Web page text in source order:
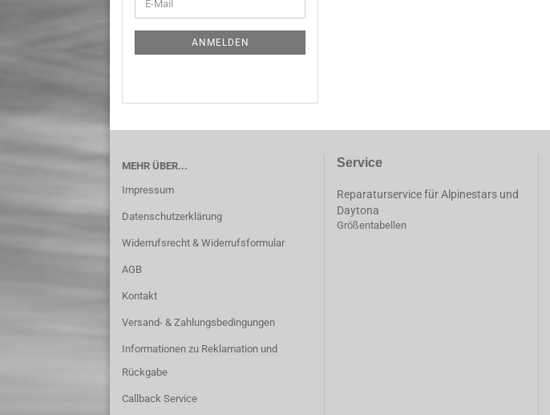
ZUR
ANMELDUNG
Mail
ANMELDEN
MEHR ÜBER...
Impressum
Datenschutzerklärung
Widerrufsrecht & Widerrufsformular
AGB
Kontakt
Versand- & Zahlungsbedingungen
Informationen zu Reklamation und
Rückgabe
Callback Service
Service
Reparaturservice für Alpinestars und
Daytona
Größentabellen